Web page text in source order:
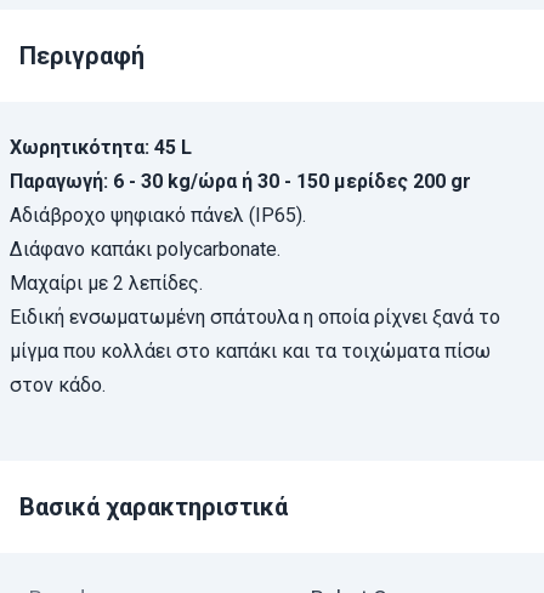
Περιγραφή
Χωρητικότητα: 45 L
Παραγωγή: 6 - 30 kg/ώρα ή 30 - 150 μερίδες 200 gr
Αδιάβροχο ψηφιακό πάνελ (IP65).
Διάφανο καπάκι polycarbonate.
Μαχαίρι με 2 λεπίδες.
Ειδική ενσωματωμένη σπάτουλα η οποία ρίχνει ξανά το
μίγμα που κολλάει στο καπάκι και τα τοιχώματα πίσω
στον κάδο.
Βασικά χαρακτηριστικά